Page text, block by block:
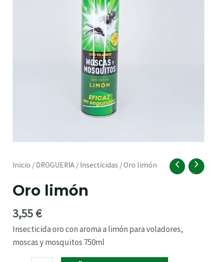
Inicio / DROGUERIA / Insecticidas / Oro limón
Oro limón
3,55€
Insecticida oro con aroma a limón para voladores,
moscas y mosquitos 750ml
Oro
cantidad